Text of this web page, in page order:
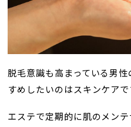
脱毛意識も高まっている男
すめしたいのはスキンケアで
エステで定期的に肌のメン